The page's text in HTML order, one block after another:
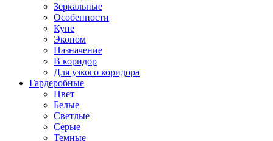
Зеркальные
Особенности
Купе
Эконом
Назначение
В коридор
Для узкого коридора
Гардеробные
Цвет
Белые
Светлые
Серые
Темные